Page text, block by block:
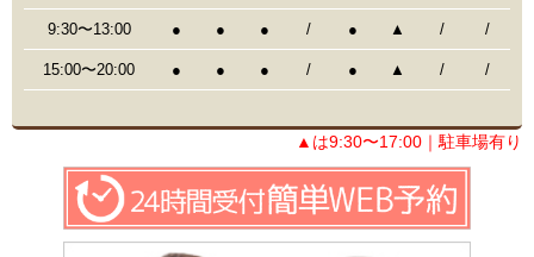
9:30〜13:00 ● ● ● / ● ▲ / /
15:00〜20:00 ● ● ● / ● ▲ / /
▲は9:30〜17:00｜駐車場有り